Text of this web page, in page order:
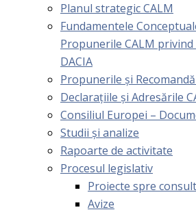
Planul strategic CALM
Fundamentele
Propunerile CALM privind
DACIA
Propunerile și
Declarațiile și Adresările
Consiliul Europei –
Studii și analize
Rapoarte de activitate
Procesul legislativ
Proiecte spre
Avize